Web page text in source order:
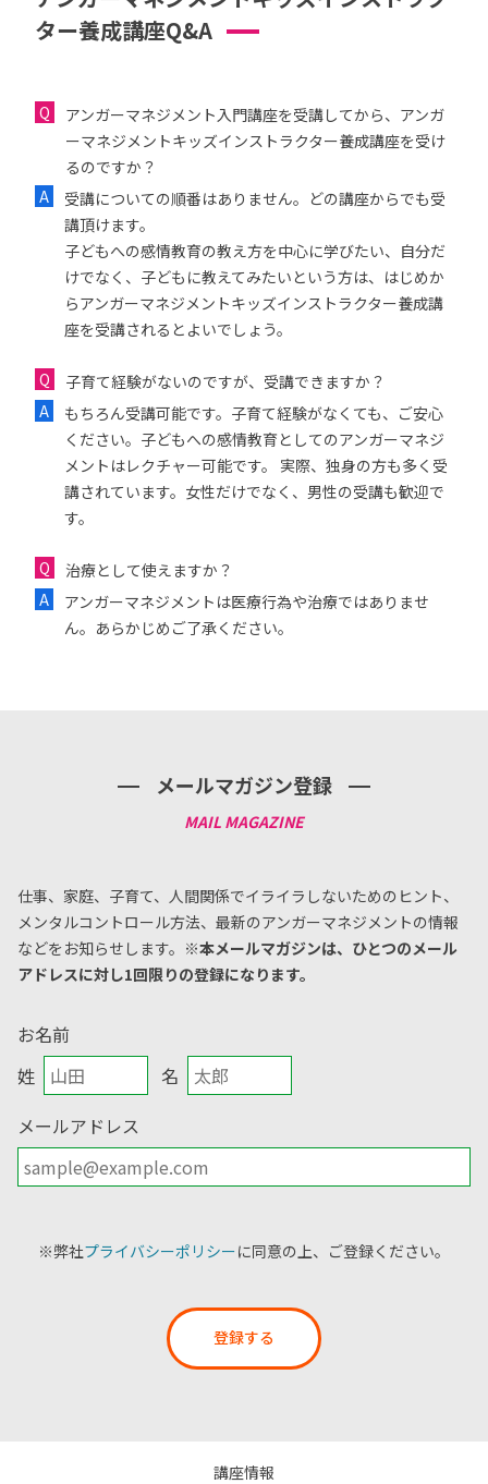
ター養成講座Q&A
アンガーマネジメント入門講座を受講してから、アンガ
ーマネジメントキッズインストラクター養成講座を受け
るのですか？
受講についての順番はありません。どの講座からでも受
講頂けます。
子どもへの感情教育の教え方を中心に学びたい、自分だ
けでなく、子どもに教えてみたいという方は、はじめか
らアンガーマネジメントキッズインストラクター養成講
座を受講されるとよいでしょう。
子育て経験がないのですが、受講できますか？
もちろん受講可能です。子育て経験がなくても、ご安心
ください。子どもへの感情教育としてのアンガーマネジ
メントはレクチャー可能です。 実際、独身の方も多く受
講されています。女性だけでなく、男性の受講も歓迎で
す。
治療として使えますか？
アンガーマネジメントは医療行為や治療ではありませ
ん。あらかじめご了承ください。
メールマガジン登録
仕事、家庭、子育て、人間関係でイライラしないためのヒント、
メンタルコントロール方法、 最新のアンガーマネジメントの情報
などをお知らせします。 ※本メールマガジンは、ひとつのメール
アドレスに対し1回限りの登録になります。
お名前
姓
名
メールアドレス
※弊社プライバシーポリシーに同意の上、ご登録ください。
登録する
講座情報